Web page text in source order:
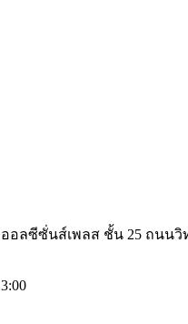
ออลซีซั่นส์เพลส ชั้น 25 ถนน